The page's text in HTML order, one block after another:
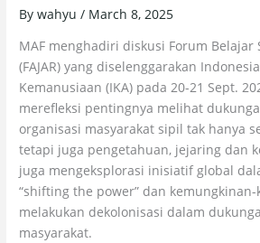
Bywahyu/ March 8, 2025
MAF menghadiri diskusi Forum Belajar
(FAJAR) yang diselenggarakan
Kemanusiaan (IKA) pada 20-21 Sept.
merefleksi pentingnya melihat
organisasi masyarakat sipil tak hanya
tetapi juga pengetahuan, jejaring dan
juga mengeksplorasi inisiatif global
“shifting the power” dan
melakukan dekolonisasi dalam
masyarakat.